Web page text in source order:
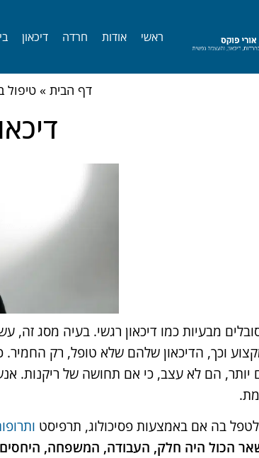
ראשי אודות חרדה דיכאון
דף הבית » טיפול
מבעיות כמו דיכאון רגשי. בעיה מסג זה,
וכך, הדיכאון שלהם שלא טופל, רק
הם לא עצב, כי אם תחושה של ריקנות.
בה אם באמצעות פסיכולוג, תרפיסט
הכול היה חלק, העבודה, המשפחה,